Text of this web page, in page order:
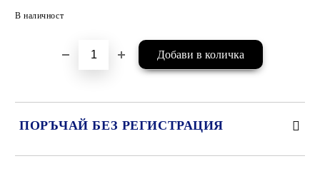
В наличност
ПОРЪЧАЙ БЕЗ РЕГИСТРАЦИЯ